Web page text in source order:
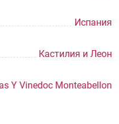
Испания
Кастилия и Леон
Y Vinedoc Monteabellon